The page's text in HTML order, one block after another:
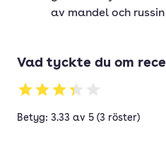
av mandel och
Vad tyckte du om
Betyg: 3.33 av 5 (3 röster)